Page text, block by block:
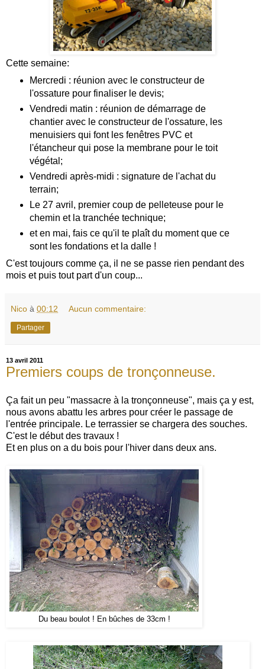
Cette semaine:
Mercredi : réunion avec le constructeur de
l'ossature pour finaliser le devis;
Vendredi matin : réunion de démarrage de
chantier avec le constructeur de l'ossature, les
menuisiers qui font les fenêtres PVC et
l'étancheur qui pose la membrane pour le toit
végétal;
Vendredi après-midi : signature de l'achat du
terrain;
Le 27 avril, premier coup de pelleteuse pour le
chemin et la tranchée technique;
et en mai, fais ce qu'il te plaît du moment que ce
sont les fondations et la dalle !
C'est toujours comme ça, il ne se passe rien pendant des
mois et puis tout part d'un coup...
Nico à 00:12 Aucun commentaire:
Partager
13 avril 2011
Premiers coups de tronçonneuse.
Ça fait un peu "massacre à la tronçonneuse", mais ça y est,
nous avons abattu les arbres pour créer le passage de
l'entrée principale. Le terrassier se chargera des souches.
C'est le début des travaux !
Et en plus on a du bois pour l'hiver dans deux ans.
Du beau boulot ! En bûches de 33cm !